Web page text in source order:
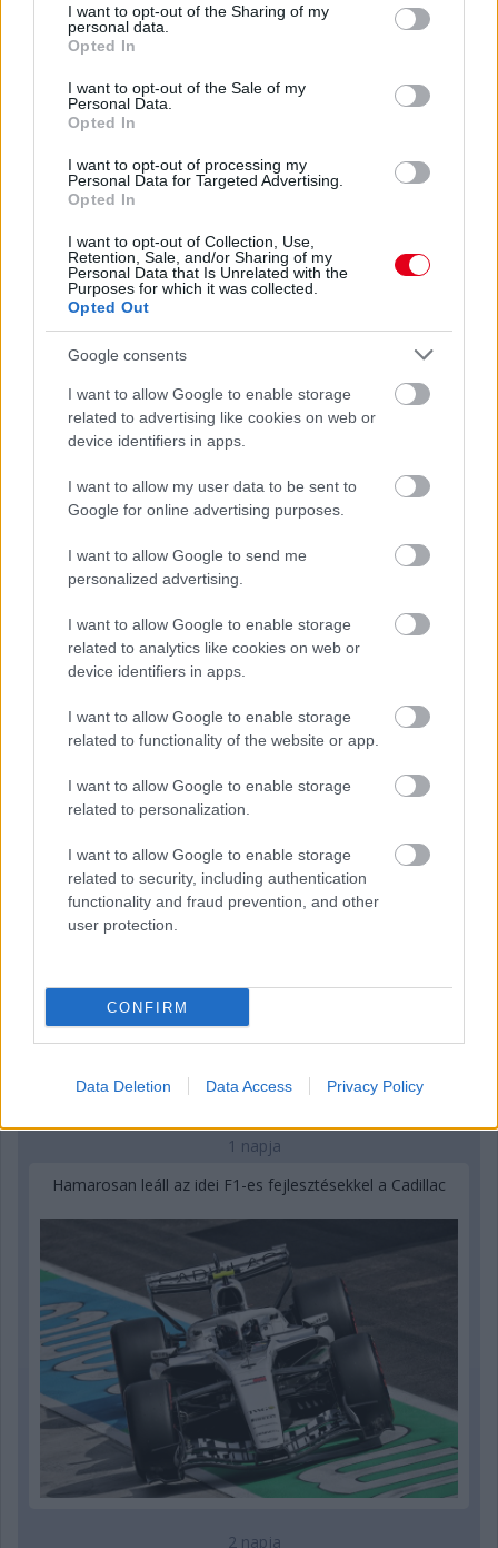
not limited to your visit or usage behaviour. You may click to
grant or deny consent to Google and its third-party tags to
use your data for below specified purposes in below Google
consent section.
I want to opt-out of the Sharing of my
personal data.
Opted In
I want to opt-out of the Sale of my
Personal Data.
Opted In
I want to opt-out of processing my
Personal Data for Targeted Advertising.
Opted In
I want to opt-out of Collection, Use,
Retention, Sale, and/or Sharing of my
Personal Data that Is Unrelated with the
Purposes for which it was collected.
Opted Out
Google consents
I want to allow Google to enable storage
related to advertising like cookies on web or
device identifiers in apps.
I want to allow my user data to be sent to
Google for online advertising purposes.
I want to allow Google to send me
personalized advertising.
I want to allow Google to enable storage
related to analytics like cookies on web or
device identifiers in apps.
I want to allow Google to enable storage
related to functionality of the website or app.
I want to allow Google to enable storage
related to personalization.
I want to allow Google to enable storage
related to security, including authentication
functionality and fraud prevention, and other
user protection.
CONFIRM
Data Deletion Data Access Privacy Policy
Domenicali: Több sprint lesz az F1-ben – de nem
1 napja
tavalyi év után” – Stella
1 napja
Hamarosan leáll az idei F1-es fejlesztésekkel a Cadillac
2 napja